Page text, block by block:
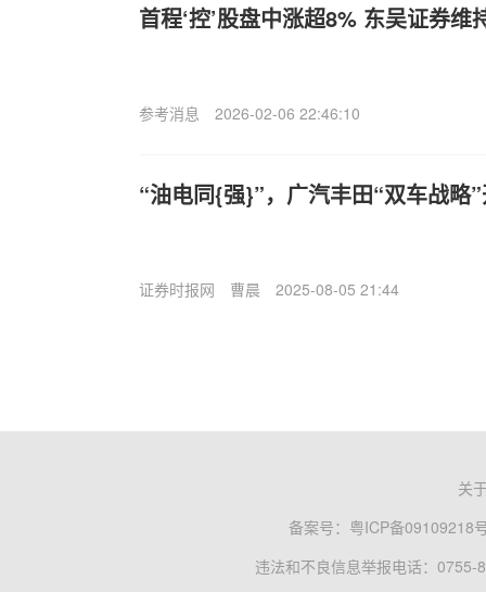
首程‘控’股盘中涨超8% 东吴证券维
参考消息 2026-02-06 22:46:10
“油电同{强}”，广汽丰田“双车战略
证券时报网 曹晨 2025-08-05 21:44
关
备案号： 粤ICP备09109218
违法和不良信息举报电话：0755-